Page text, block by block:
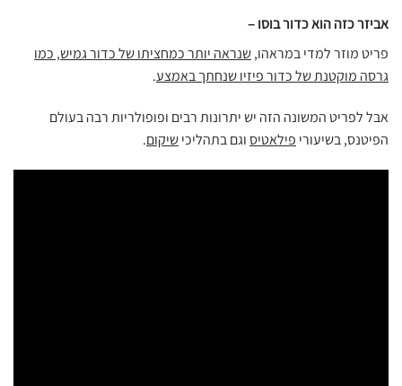
אביזר כזה הוא כדור בוסו –
פריט מוזר למדי במראהו,שנראה יותר כמחציתו של כדור גמיש, כמו
גרסה מוקטנת של כדור פיזיו שנחתך באמצע.
אבל לפריט המשונה הזה יש יתרונות רבים ופופולריות רבה בעולם
הפיטנס, בשיעורי פילאטיסוגם בתהליכישיקום.